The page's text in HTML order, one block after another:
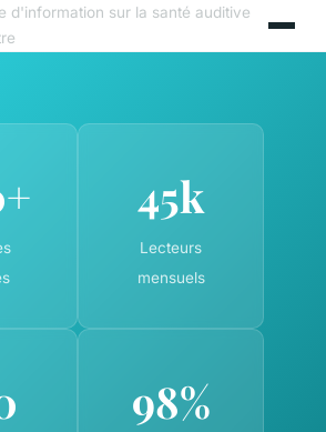
d'information sur la santé auditive
45k
Lecteurs
mensuels
98%